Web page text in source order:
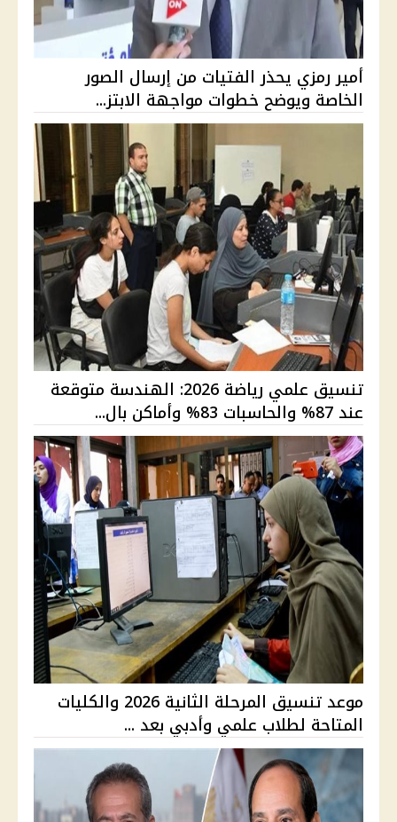
أمير رمزي يحذر الفتيات من إرسال الصور
الخاصة ويوضح خطوات مواجهة الابتز...
تنسيق علمي رياضة 2026: الهندسة متوقعة
عند 87% والحاسبات 83% وأماكن بال...
موعد تنسيق المرحلة الثانية 2026 والكليات
المتاحة لطلاب علمي وأدبي بعد ...